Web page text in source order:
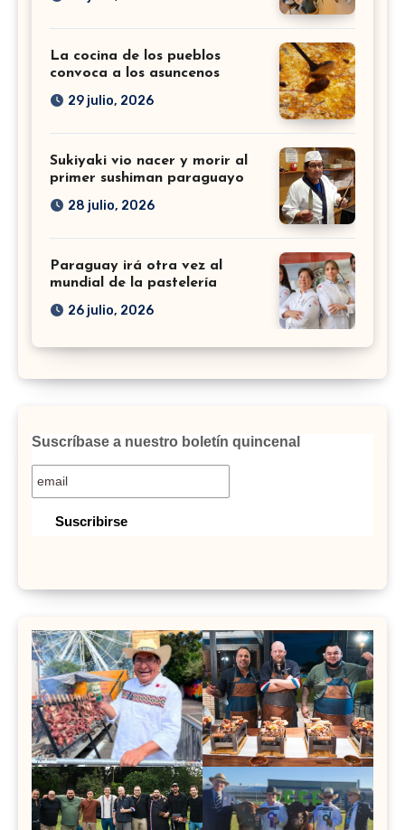
La cocina de los pueblos
convoca a los asuncenos
29 julio, 2026
Sukiyaki vio nacer y morir al
primer sushiman paraguayo
28 julio, 2026
Paraguay irá otra vez al
mundial de la pastelería
26 julio, 2026
Suscríbase a nuestro boletín quincenal